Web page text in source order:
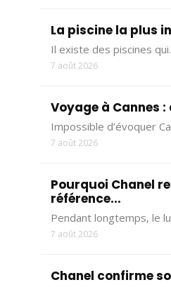
La piscine la plus
Il existe des piscines
7 août 2026
Voyage à Cannes :
Impossible d’évoquer
7 août 2026
Pourquoi Chanel
référence...
Pendant longtemps, le
7 août 2026
Chanel confirme